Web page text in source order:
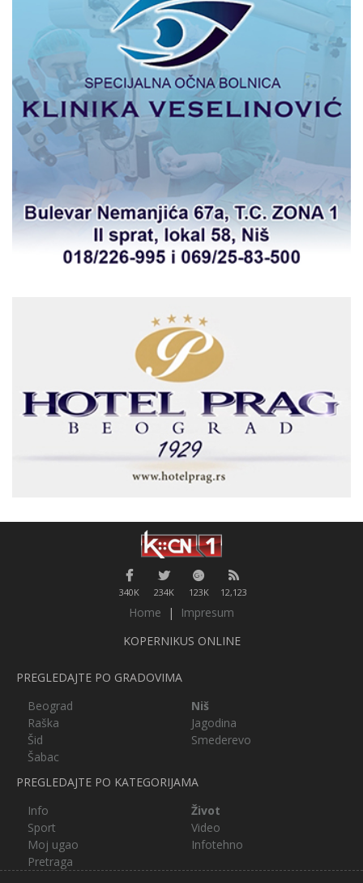
340K 234K 123K 12,123
Home |
Impresum
KOPERNIKUS ONLINE
PREGLEDAJTE PO GRADOVIMA
Beograd
Niš
Raška
Jagodina
Šid
Smederevo
Šabac
PREGLEDAJTE PO KATEGORIJAMA
Info
Život
Sport
Video
Moj ugao
Infotehno
Pretraga